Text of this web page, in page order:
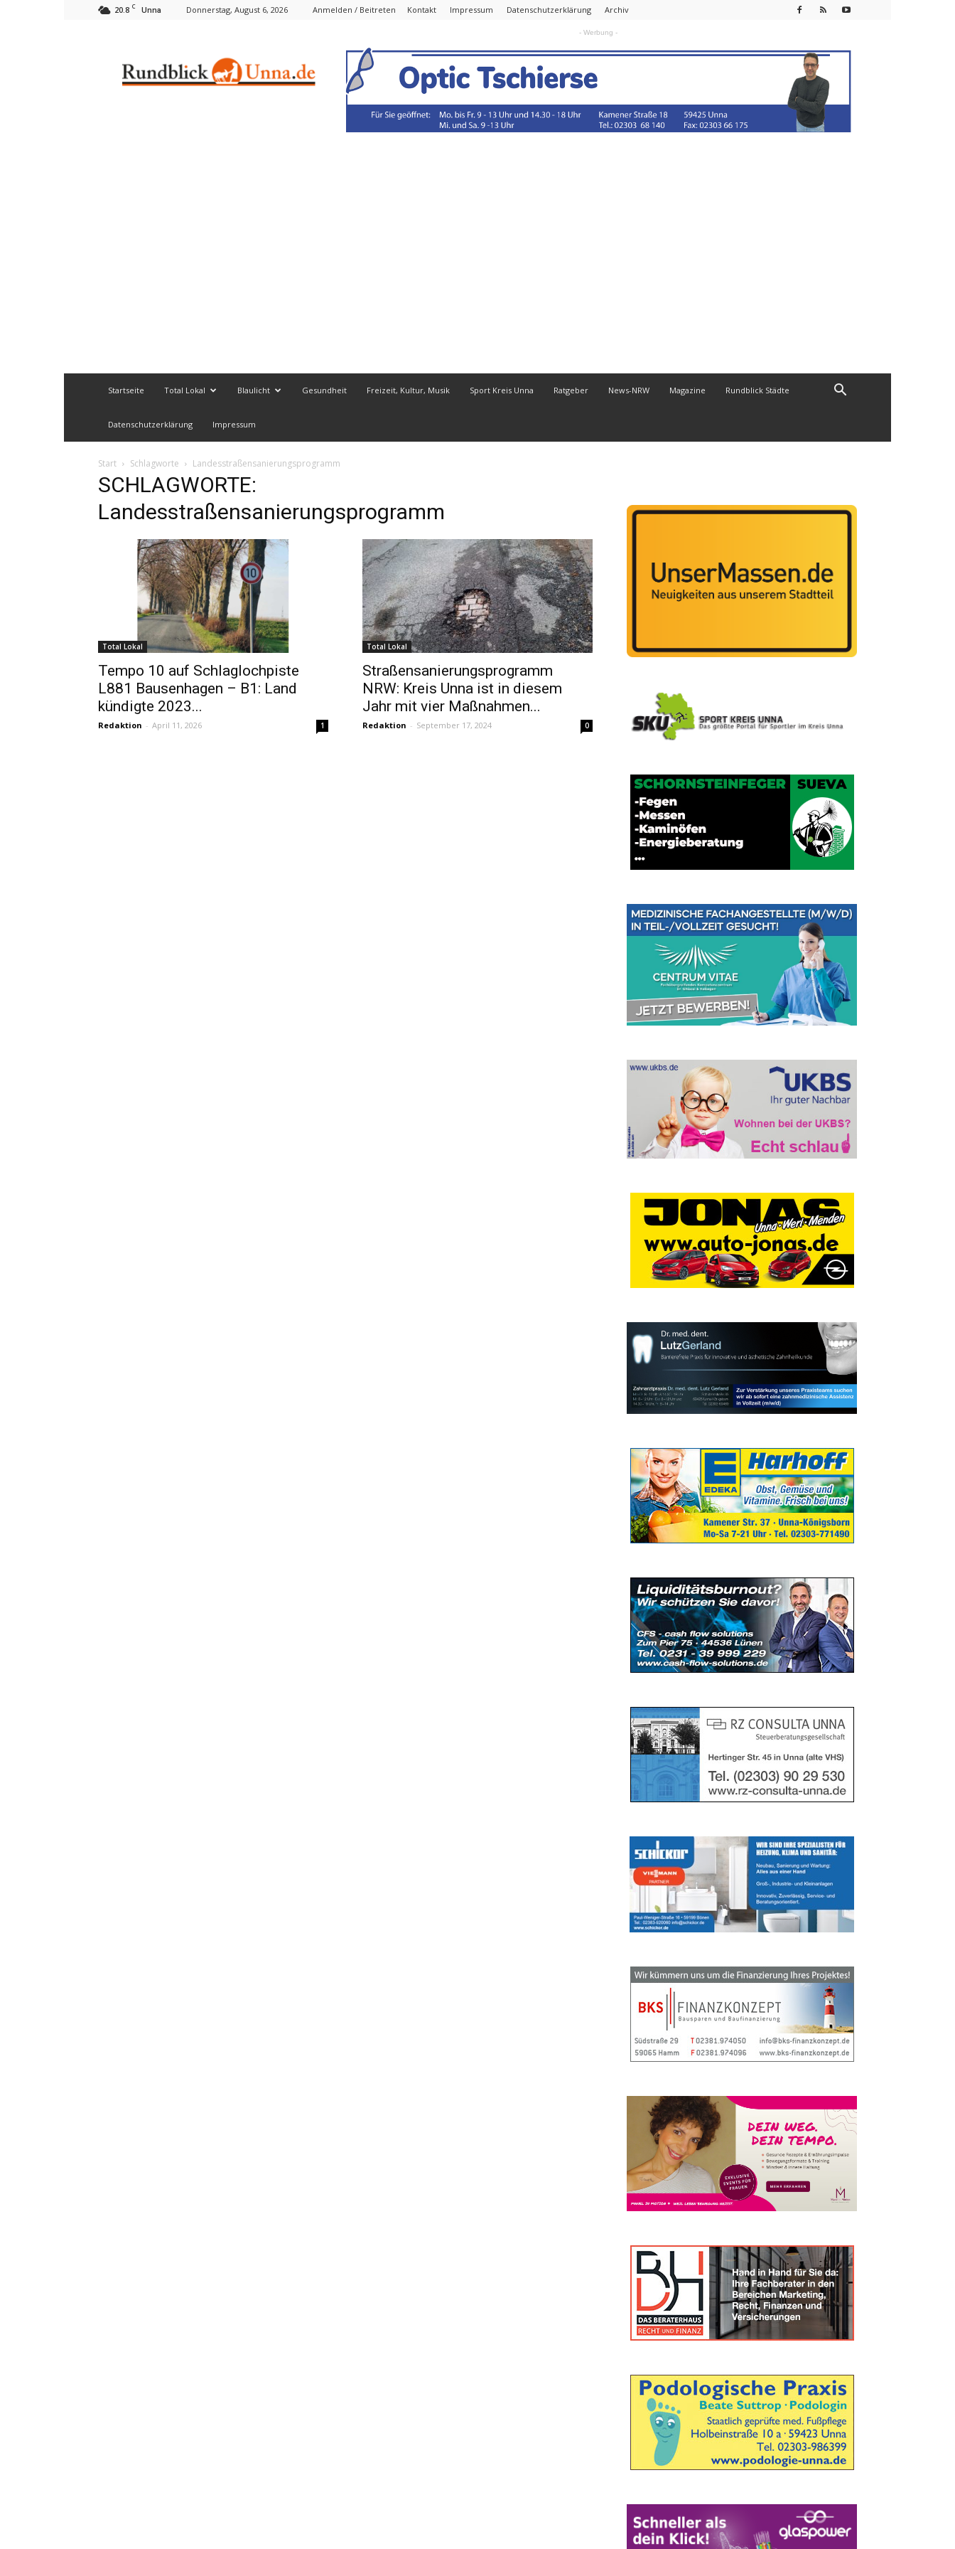
20.8 C Unna Donnerstag, August 6, 2026 Anmelden / Beitreten Kontakt Impressum Datenschutzerklärung Archiv
- Werbung -
Startseite Total Lokal Blaulicht Gesundheit Freizeit, Kultur, Musik Sport Kreis Unna Ratgeber News-NRW Magazine Rundblick Städte
Datenschutzerklärung Impressum
Start Schlagworte Landesstraßensanierungsprogramm
SCHLAGWORTE:
Landesstraßensanierungsprogramm
Total Lokal
Tempo 10 auf Schlaglochpiste
L881 Bausenhagen – B1: Land
kündigte 2023...
Redaktion - April 11, 2026 1
Total Lokal
Straßensanierungsprogramm
NRW: Kreis Unna ist in diesem
Jahr mit vier Maßnahmen...
Redaktion - September 17, 2024 0